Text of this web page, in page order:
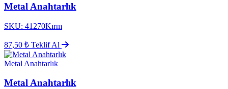
Metal Anahtarlık
SKU: 41270Kırm
87,50 ₺ Teklif Al
Metal Anahtarlık
Metal Anahtarlık